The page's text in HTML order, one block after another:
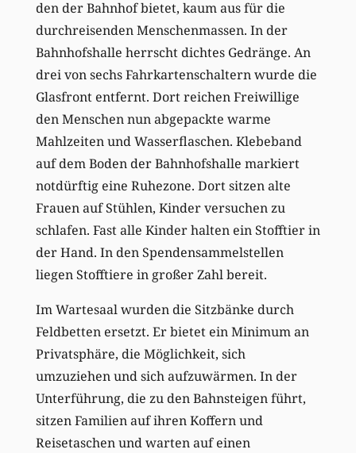
den der Bahnhof bietet, kaum aus für die
durchreisenden Menschenmassen. In der
Bahnhofshalle herrscht dichtes Gedränge. An
drei von sechs Fahrkartenschaltern wurde die
Glasfront entfernt. Dort reichen Freiwillige
den Menschen nun abgepackte warme
Mahlzeiten und Wasserflaschen. Klebeband
auf dem Boden der Bahnhofshalle markiert
notdürftig eine Ruhezone. Dort sitzen alte
Frauen auf Stühlen, Kinder versuchen zu
schlafen. Fast alle Kinder halten ein Stofftier in
der Hand. In den Spendensammelstellen
liegen Stofftiere in großer Zahl bereit.
Im Wartesaal wurden die Sitzbänke durch
Feldbetten ersetzt. Er bietet ein Minimum an
Privatsphäre, die Möglichkeit, sich
umzuziehen und sich aufzuwärmen. In der
Unterführung, die zu den Bahnsteigen führt,
sitzen Familien auf ihren Koffern und
Reisetaschen und warten auf einen